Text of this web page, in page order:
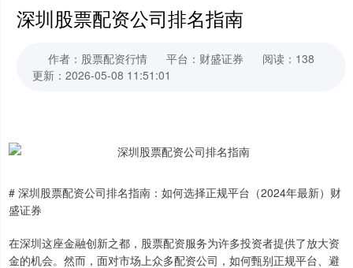
深圳股票配资公司排名指南
作者：股票配资行情 平台：财盛证券
阅读：138
更新：2026-05-08 11:51:01
# 深圳股票配资公司排名指南：如何选择正规平台（2024年最新）财
盛证券
在深圳这座金融创新之都，股票配资服务为许多投资者提供了放大资
金的机会。然而，面对市场上众多配资公司，如何甄别正规平台、避